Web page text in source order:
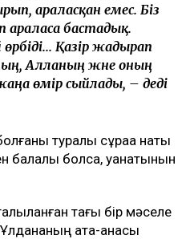
араласқан емес. Біз
араласа бастадық.
өрбіді... Қазір жадырап
Алланың және оның
өмір сыйлады, – деді
туралы сұраққа нақты
балалы болса, қуанатынын
тағы бір мәселе
ата-анасы